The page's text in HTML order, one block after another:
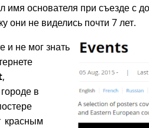
имя основателя при съезде с
они не виделись почти 7 лет.
и не мог знать
,
в
красным